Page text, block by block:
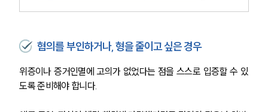
혐의를 부인하거나, 형을 줄이고 싶은 경우
위증이나 증거인멸에 고의가 없었다는 점을 스스로 입증할 수 있
도록 준비해야 합니다.